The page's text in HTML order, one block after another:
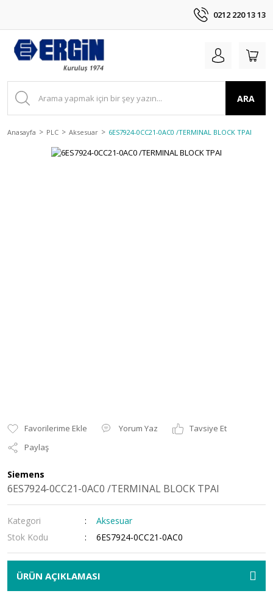
0212 220 13 13
ARA
Anasayfa PLC Aksesuar 6ES7924-0CC21-0AC0 /TERMINAL BLOCK TPAI
Yorum Yaz
Tavsiye Et
Paylaş
Siemens
6ES7924-0CC21-0AC0 /TERMINAL BLOCK TPAI
Kategori
Aksesuar
Stok Kodu
6ES7924-0CC21-0AC0
ÜRÜN AÇIKLAMASI